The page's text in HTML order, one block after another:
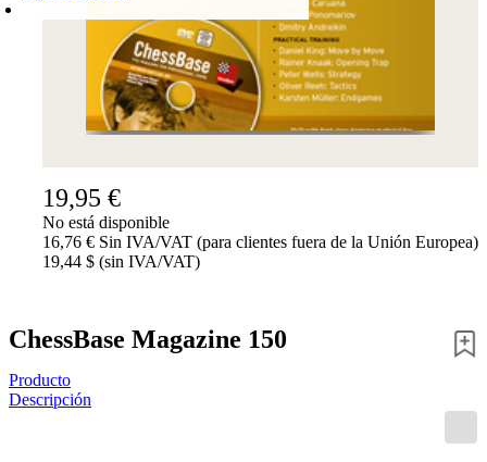
Login
CARRO DE LA COMPRA
0PRODUCTO
0,00 €
✔
19,95 €
No está disponible
16,76 € Sin IVA/VAT (para clientes fuera de la Unión Europea)
19,44 $ (sin IVA/VAT)
ChessBase Magazine 150
Producto
Descripción